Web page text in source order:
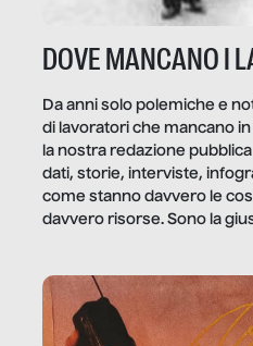
DOVE MANCANO I
Da anni solo polemiche e
di lavoratori che mancano
la nostra redazione pubblica
dati, storie, interviste,
come stanno davvero le
davvero risorse. Sono la